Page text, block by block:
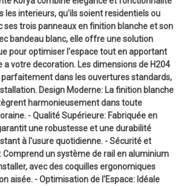
les interieurs, qu'ils soient residentiels ou
ses trois panneaux en finition blanche et son
bandeau blanc, elle offre une solution
pour optimiser l'espace tout en apportant
votre decoration. Les dimensions de H204
dans les ouvertures standards,
Design Moderne: La finition blanche
harmonieusement dans toute
- Qualité Supérieure: Fabriquée en
une robustesse et une durabilité
à l'usure quotidienne. - Sécurité et
Comprend un système de rail en aluminium
avec des coquilles ergonomiques
aisée. - Optimisation de l'Espace: Idéale